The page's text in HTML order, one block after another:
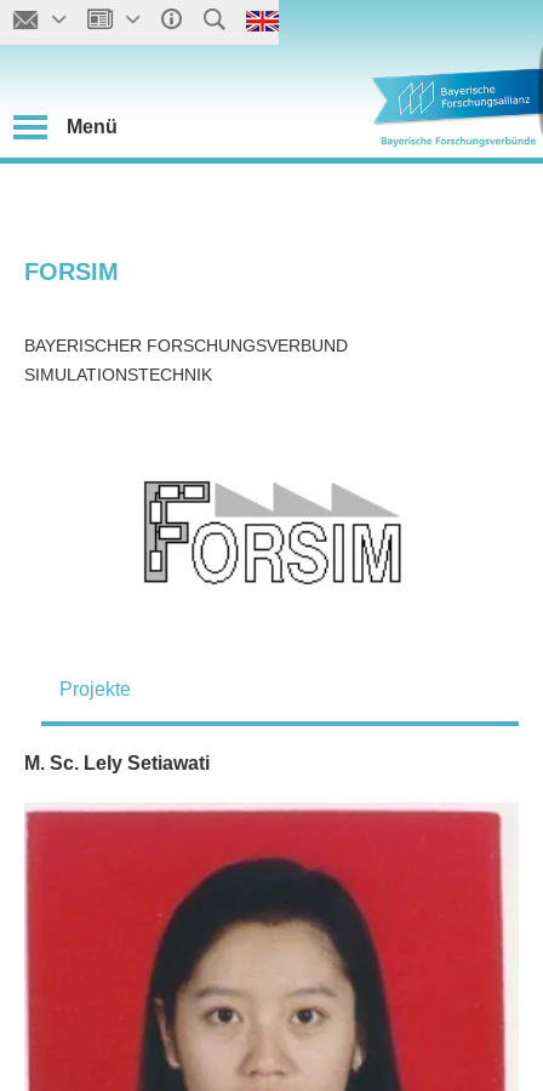
Menü
FORSIM
BAYERISCHER FORSCHUNGSVERBUND
SIMULATIONSTECHNIK
Projekte
M. Sc. Lely Setiawati